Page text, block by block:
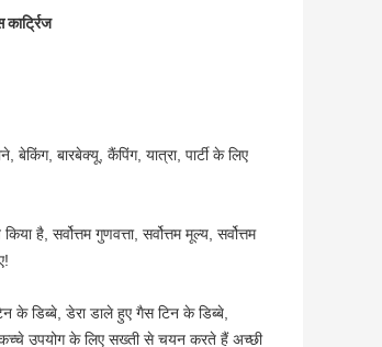
बेकिंग, बारबेक्यू, कैंपिंग, यात्रा, पार्टी के लिए
सर्वोत्तम गुणवत्ता, सर्वोत्तम मूल्य, सर्वोत्तम
के डिब्बे, डेरा डाले हुए गैस टिन के डिब्बे,
कच्चे उपयोग के लिए सख्ती से चयन करते हैं अच्छी